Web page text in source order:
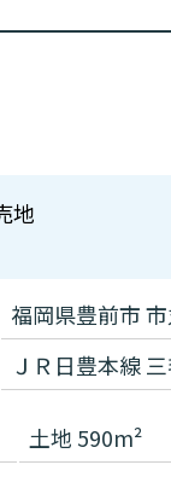
地
福岡県豊前市
ＪＲ日豊本線
土地 590m²